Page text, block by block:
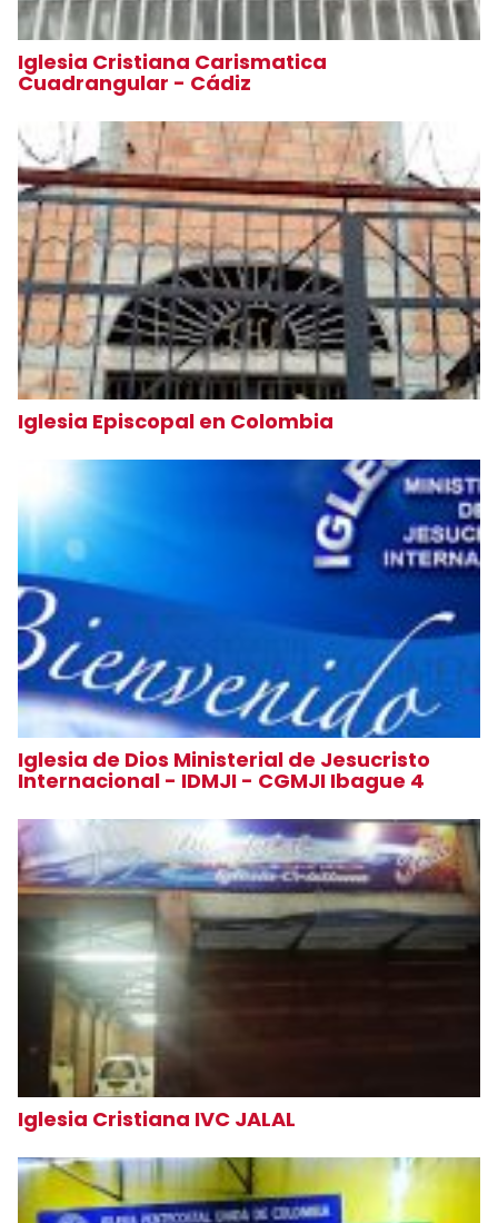
Iglesia Cristiana Carismatica
Cuadrangular - Cádiz
Iglesia Episcopal en Colombia
Iglesia de Dios Ministerial de Jesucristo
Internacional - IDMJI - CGMJI Ibague 4
Iglesia Cristiana IVC JALAL